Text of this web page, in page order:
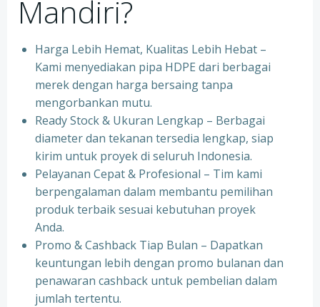
Mandiri?
Harga Lebih Hemat, Kualitas Lebih Hebat –
Kami menyediakan pipa HDPE dari berbagai
merek dengan harga bersaing tanpa
mengorbankan mutu.
Ready Stock & Ukuran Lengkap – Berbagai
diameter dan tekanan tersedia lengkap, siap
kirim untuk proyek di seluruh Indonesia.
Pelayanan Cepat & Profesional – Tim kami
berpengalaman dalam membantu pemilihan
produk terbaik sesuai kebutuhan proyek
Anda.
Promo & Cashback Tiap Bulan – Dapatkan
keuntungan lebih dengan promo bulanan dan
penawaran cashback untuk pembelian dalam
jumlah tertentu.